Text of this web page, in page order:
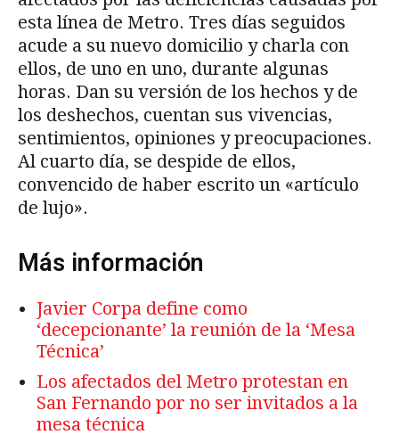
esta línea de Metro. Tres días seguidos
acude a su nuevo domicilio y charla con
ellos, de uno en uno, durante algunas
horas. Dan su versión de los hechos y de
los deshechos, cuentan sus vivencias,
sentimientos, opiniones y preocupaciones.
Al cuarto día, se despide de ellos,
convencido de haber escrito un «artículo
de lujo».
Más información
Javier Corpa define como
‘decepcionante’ la reunión de la ‘Mesa
Técnica’
Los afectados del Metro protestan en
San Fernando por no ser invitados a la
mesa técnica